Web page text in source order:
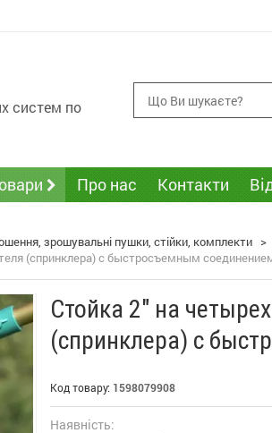
систем по
Про нас Контакти
зрошувальні пушки, стійки, комплекти >
(спринклера) с быстросъемным
Стойка 2" на
(спринклера) с
Код товару: 1598079908
Наявність: